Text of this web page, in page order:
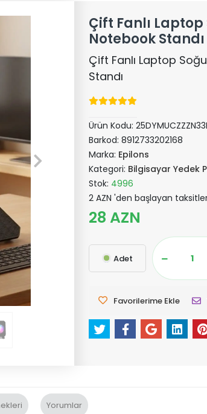
Çift Fanlı Laptop
Notebook Standı
Çift Fanlı Laptop
Standı
Ürün Kodu:
Barkod:8912733202168
Marka: Epilons
Kategori: Bilgisayar Yedek
Stok: 4996
2 AZN 'den başlayan
28 AZN
Adet
Favorilerime Ekle
Yorumlar